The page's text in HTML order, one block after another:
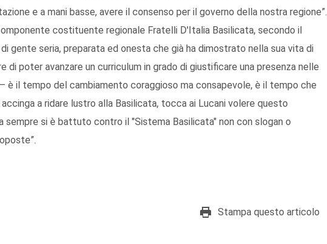
e a mani basse, avere il consenso per il governo della nostra regione”.
costituente regionale Fratelli D'Italia Basilicata, secondo il
gente seria, preparata ed onesta che già ha dimostrato nella sua vita di
di poter avanzare un curriculum in grado di giustificare una presenza nelle
è il tempo del cambiamento coraggioso ma consapevole, è il tempo che
a ridare lustro alla Basilicata, tocca ai Lucani volere questo
sempre si è battuto contro il "Sistema Basilicata" non con slogan o
Stampa questo articolo